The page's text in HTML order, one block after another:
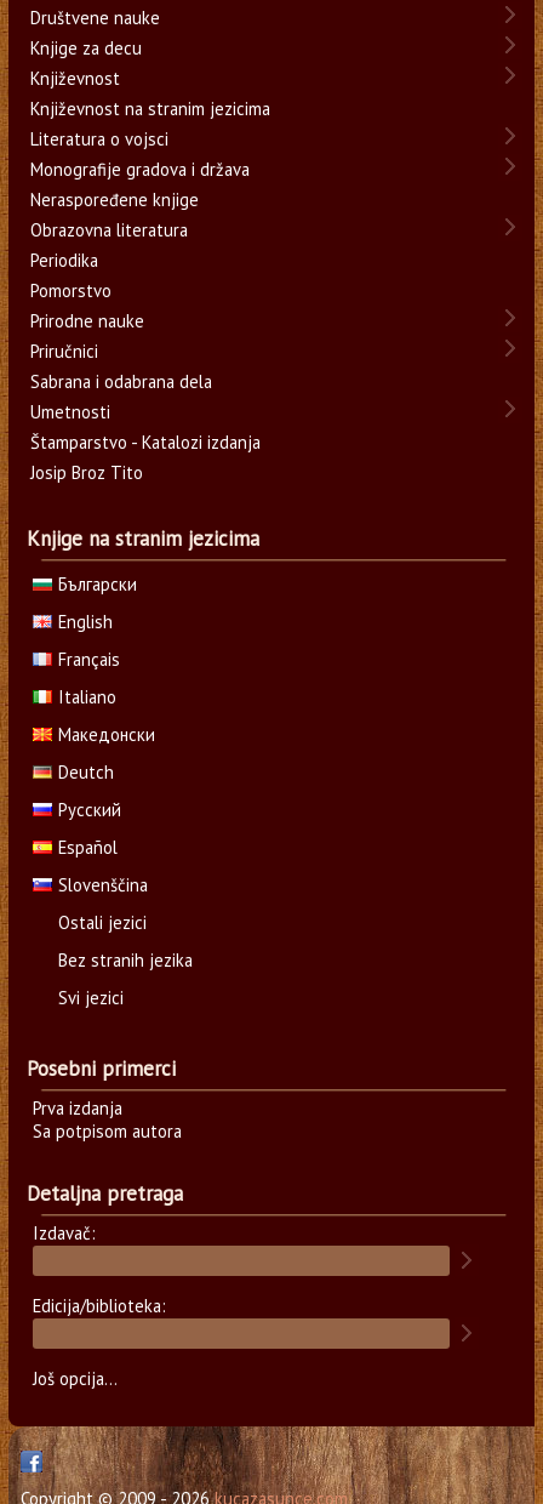
Društvene nauke
Knjige za decu
Književnost
Književnost na stranim jezicima
Literatura o vojsci
Monografije gradova i država
Neraspoređene knjige
Obrazovna literatura
Periodika
Pomorstvo
Prirodne nauke
Priručnici
Sabrana i odabrana dela
Umetnosti
Štamparstvo - Katalozi izdanja
Josip Broz Tito
Knjige na stranim jezicima
Български
English
Français
Italiano
Македонски
Deutch
Русский
Español
Slovenščina
Ostali jezici
Bez stranih jezika
Svi jezici
Posebni primerci
Prva izdanja
Sa potpisom autora
Detaljna pretraga
Izdavač:
Edicija/biblioteka:
Još opcija...
Copyright © 2009 - 2026kucazasunce.com